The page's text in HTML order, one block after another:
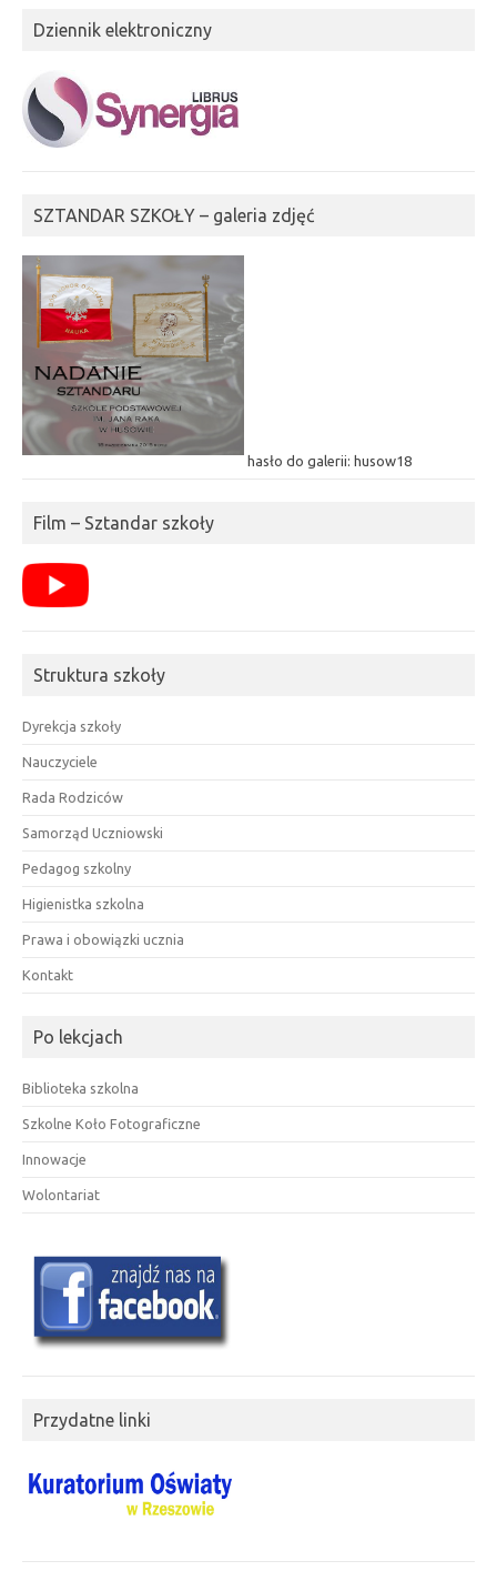
Dziennik elektroniczny
SZTANDAR SZKOŁY – galeria zdjęć
hasło do galerii: husow18
Film – Sztandar szkoły
Struktura szkoły
Dyrekcja szkoły
Nauczyciele
Rada Rodziców
Samorząd Uczniowski
Pedagog szkolny
Higienistka szkolna
Prawa i obowiązki ucznia
Kontakt
Po lekcjach
Biblioteka szkolna
Szkolne Koło Fotograficzne
Innowacje
Wolontariat
Przydatne linki